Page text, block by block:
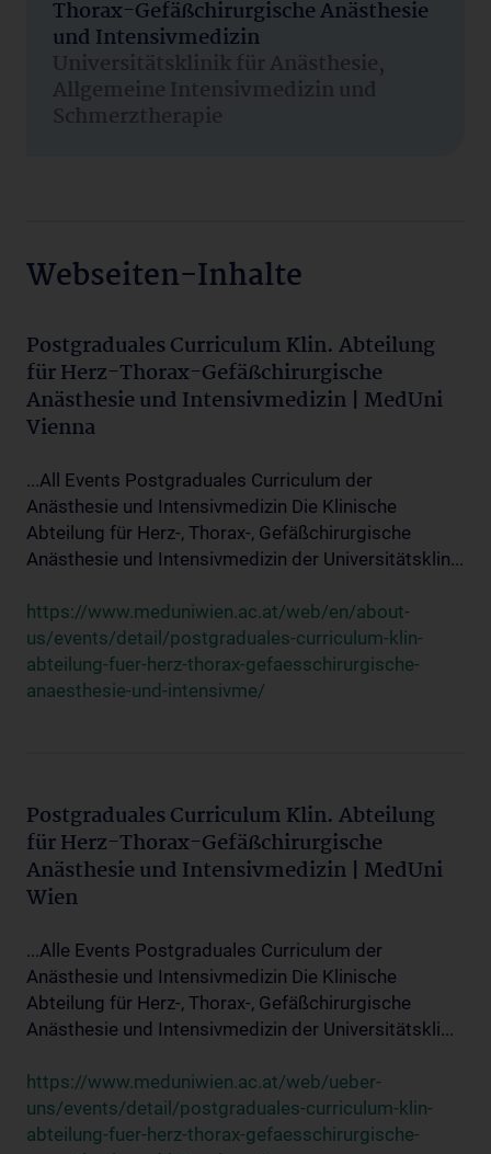
Thorax-Gefäßchirurgische Anästhesie
und Intensivmedizin
Universitätsklinik für Anästhesie,
Allgemeine Intensivmedizin und
Schmerztherapie
Webseiten-Inhalte
Postgraduales Curriculum Klin. Abteilung
für Herz-Thorax-Gefäßchirurgische
Anästhesie und Intensivmedizin | MedUni
Vienna
...All Events Postgraduales Curriculum der
Anästhesie und Intensivmedizin Die Klinische
Abteilung für Herz-, Thorax-, Gefäßchirurgische
Anästhesie und Intensivmedizin der Universitätsklin...
https://www.meduniwien.ac.at/web/en/about-
us/events/detail/postgraduales-curriculum-klin-
abteilung-fuer-herz-thorax-gefaesschirurgische-
anaesthesie-und-intensivme/
Postgraduales Curriculum Klin. Abteilung
für Herz-Thorax-Gefäßchirurgische
Anästhesie und Intensivmedizin | MedUni
Wien
...Alle Events Postgraduales Curriculum der
Anästhesie und Intensivmedizin Die Klinische
Abteilung für Herz-, Thorax-, Gefäßchirurgische
Anästhesie und Intensivmedizin der Universitätskli...
https://www.meduniwien.ac.at/web/ueber-
uns/events/detail/postgraduales-curriculum-klin-
abteilung-fuer-herz-thorax-gefaesschirurgische-